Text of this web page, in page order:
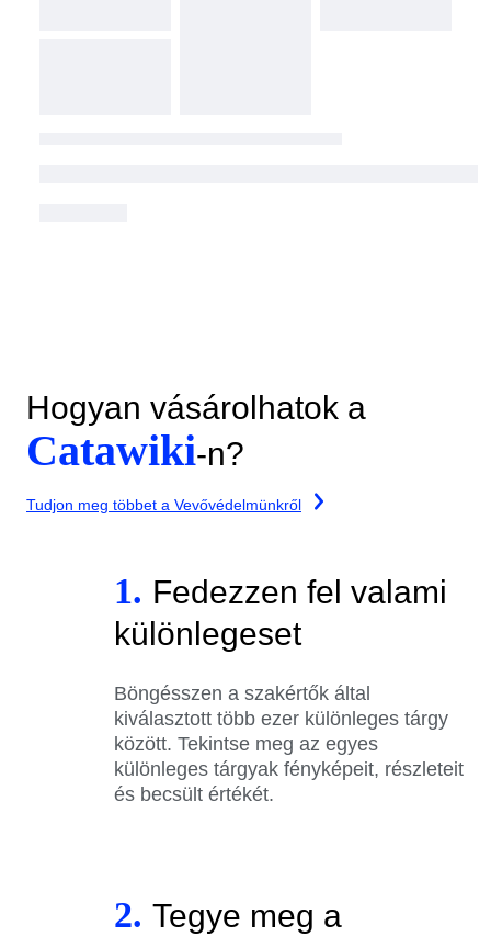
Hogyan vásárolhatok a
Catawiki-n?
Tudjon meg többet a Vevővédelmünkről
1. Fedezzen fel valami
különlegeset
Böngésszen a szakértők által
kiválasztott több ezer különleges tárgy
között. Tekintse meg az egyes
különleges tárgyak fényképeit, részleteit
és becsült értékét.
2. Tegye meg a